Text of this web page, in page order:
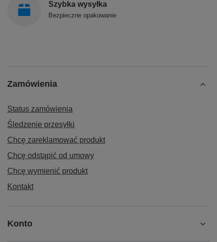
Szybka wysyłka
Bezpieczne opakowanie
Zamówienia
Status zamówienia
Śledzenie przesyłki
Chcę zareklamować produkt
Chcę odstąpić od umowy
Chcę wymienić produkt
Kontakt
Konto